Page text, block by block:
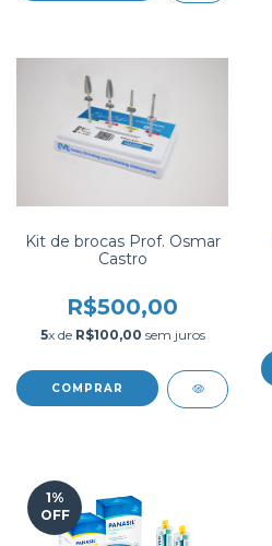
Kit de brocas Prof. Osmar
Castro
R$500,00
5x de R$100,00 sem juros
1%
OFF